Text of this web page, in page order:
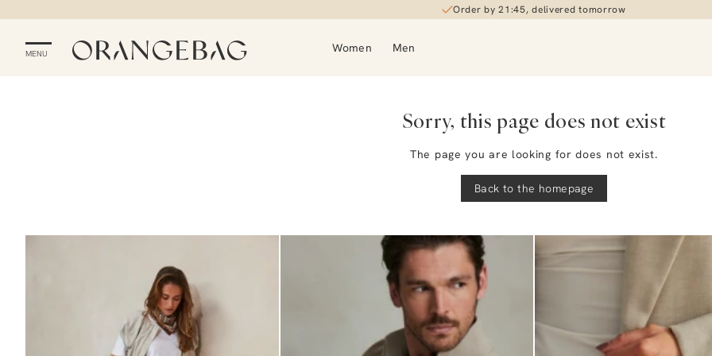
Order by 21:45, delivered tomorrow
MENU Women Men
Sorry, this page does not exist
The page you are looking for does not exist.
Back to the homepage